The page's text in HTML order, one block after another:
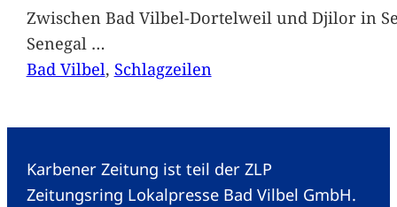
Zwischen Bad Vilbel-Dortelweil und Djilor in
Senegal …
Bad Vilbel, Schlagzeilen
Karbener Zeitung ist teil der ZLP
Zeitungsring Lokalpresse Bad Vilbel GmbH.